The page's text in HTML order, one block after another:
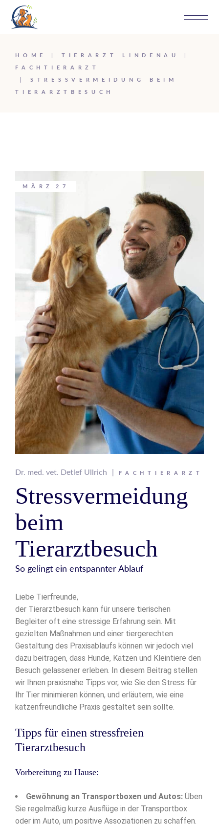
HOME TIERARZT LINDENAU
FACHTIERARZT
STRESSVERMEIDUNG BEIM
TIERARZTBESUCH
MÄRZ 27
Dr. med. vet. Detlef Ullrich FACHTIERARZT
Stressvermeidung
beim
Tierarztbesuch
So gelingt ein entspannter Ablauf
Liebe Tierfreunde,
der Tierarztbesuch kann für unsere tierischen
Begleiter oft eine stressige Erfahrung sein. Mit
gezielten Maßnahmen und einer tiergerechten
Gestaltung des Praxisablaufs können wir jedoch viel
dazu beitragen, dass Hunde, Katzen und Kleintiere den
Besuch gelassener erleben. In diesem Beitrag stellen
wir Ihnen praxisnahe Tipps vor, wie Sie den Stress für
Ihr Tier minimieren können, und erläutern, wie eine
katzenfreundliche Praxis gestaltet sein sollte.
Tipps für einen stressfreien
Tierarztbesuch
Vorbereitung zu Hause:
Gewöhnung an Transportboxen und Autos: Üben
Sie regelmäßig kurze Ausflüge in der Transportbox
oder im Auto, um positive Assoziationen zu schaffen.